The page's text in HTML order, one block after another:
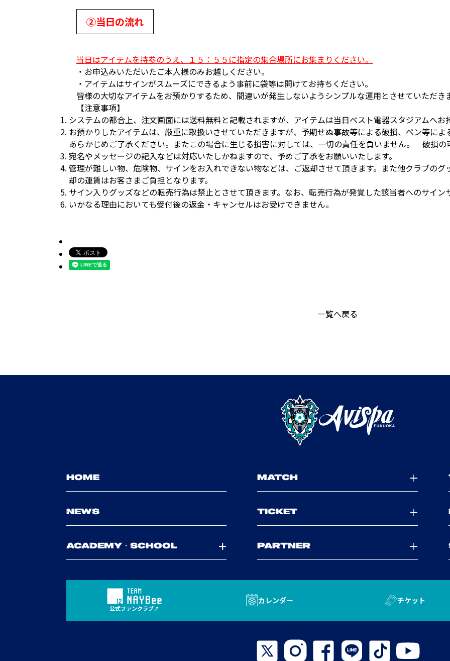
②当日の流れ
当日はアイテムを持参のうえ、１５：５５に指定の集合場所にお集まりください。
・お申込みいただいたご本人様のみお越しください。
・アイテムはサインがスムーズにできるよう事前に袋等は開けてお持ちください。
皆様の大切なアイテムをお預かりするため、間違いが発生しないようシンプルな運用とさせていただき
【注意事項】
システムの都合上、注文画面には送料無料と記載されますが、アイテムは当日ベスト電器スタジアムへお
お預かりしたアイテムは、厳重に取扱いさせていただきますが、予期せぬ事故等による破損、ペン等によ
あらかじめご了承ください。またこの場合に生じる損害に対しては、一切の責任を負いません。 破損の
宛名やメッセージの記入などは対応いたしかねますので、予めご了承をお願いいたします。
管理が難しい物、危険物、サインをお入れできない物などは、ご返却させて頂きます。また他クラブの
却の運賃はお客さまご負担となります。
サイン入りグッズなどの転売行為は禁止とさせて頂きます。なお、転売行為が発覚した該当者へのサイン
いかなる理由においても受付後の返金・キャンセルはお受けできません。
一覧へ戻る
HOME MATCH
NEWS TICKET
ACADEMY・SCHOOL PARTNER
公式ファンクラブ
カレンダー チケット